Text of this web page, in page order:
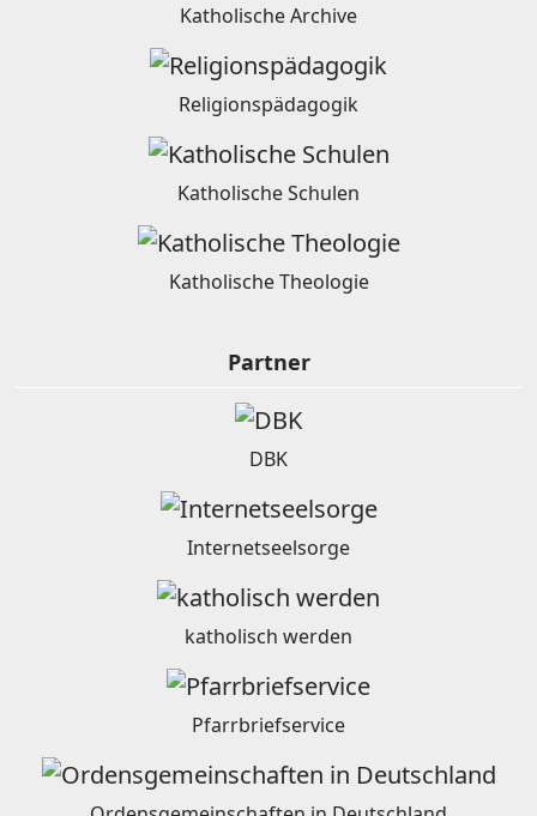
Katholische Archive
Religionspädagogik
Katholische Schulen
Katholische Theologie
Partner
DBK
Internetseelsorge
katholisch werden
Pfarrbriefservice